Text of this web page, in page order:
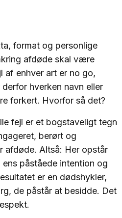
format og personlige
afdøde skal være
af enhver art er no go,
hverken navn eller
forkert. Hvorfor så det?
fejl er et bogstaveligt tegn
berørt og
afdøde. Altså: Her opstår
påståede intention og
er en dødshykler,
de påstår at besidde. Det